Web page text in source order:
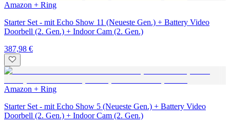
Amazon + Ring
Starter Set - mit Echo Show 11 (Neueste Gen.) + Battery Video
Doorbell (2. Gen.) + Indoor Cam (2. Gen.)
387,98 €
Amazon + Ring
Starter Set - mit Echo Show 5 (Neueste Gen.) + Battery Video
Doorbell (2. Gen.) + Indoor Cam (2. Gen.)